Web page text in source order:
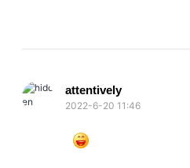
attentively
2022-6-20 11:46